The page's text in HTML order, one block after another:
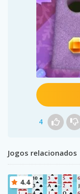
4
Jogos relacionados
4.4